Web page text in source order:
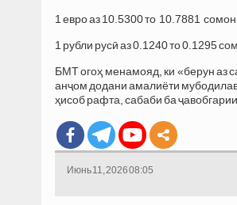
1 евро аз 10.5300 то 10.7881
1 рубли русӣ аз 0.1240 то 0.1295
БМТ огоҳ менамояд, ки «берун аз
анҷом додани амалиёти
ҳисоб рафта, сабаби ба
Июнь 11, 2026 08:05